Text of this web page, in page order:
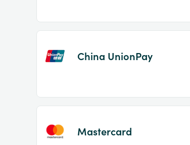
China UnionPay
Mastercard